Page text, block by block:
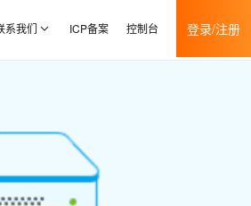
系我们 ICP备案 控制台 登录/注册